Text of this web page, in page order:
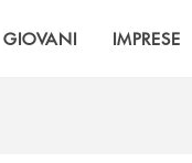
GIOVANI IMPRESE